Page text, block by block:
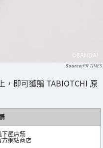
PR TIMES
，即可獲贈 TABIOTCHI 原
屋店舖
網站商店